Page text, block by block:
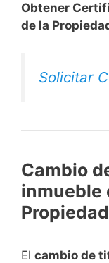
Obtener
de la
Solicitar
Cambio
inmueble
El cambio de